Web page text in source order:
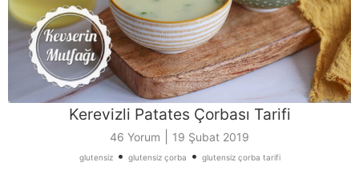
Kerevizli Patates Çorbası Tarifi
46 Yorum 19 Şubat 2019
glutensiz• glutensiz çorba • glutensiz çorba tarifi